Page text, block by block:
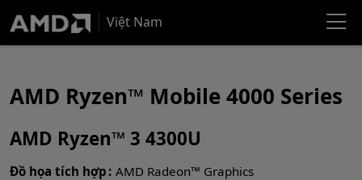
Việt Nam
AMD Ryzen™ Mobile 4000 Series
AMD Ryzen™ 3 4300U
Đồ họa tích hợp AMD Radeon™ Graphics